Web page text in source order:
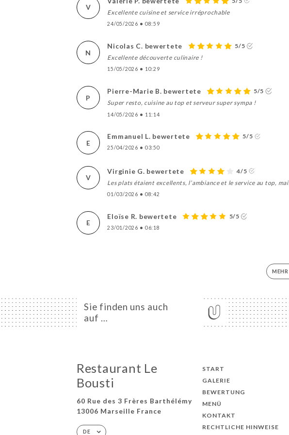
V
Excellente cuisine et service irréprochable
24/05/2026 • 08:59
N
Nicolas C. bewertete
5/5
Excellente découverte culinaire !
15/05/2026 • 10:29
P
Pierre-Marie B. bewertete
5/5
Super resto, cuisine au top et serveur super sympa !
14/05/2026 • 11:14
E
Emmanuel L. bewertete 5/5
25/04/2026 • 03:50
V
Virginie G. bewertete
4/5
Les plats étaient excellents, l’ambiance et le service au top,
01/03/2026 • 08:42
E
Eloïse R. bewertete 5/5
23/01/2026 • 06:18
Sie finden uns auch
auf …
Restaurant Le
Bousti
60 Rue des 3 Frères Barthélémy
13006 Marseille France
DE
START
GALERIE
BEWERTUNG
MENÜ
KONTAKT
RECHTLICHE HINWEISE